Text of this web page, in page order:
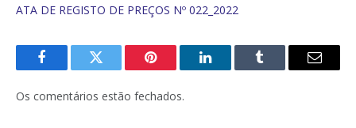
ATA DE REGISTO DE PREÇOS Nº 022_2022
FacebookTwitter Pinterest O
Tumblr
E-
Os comentários estão fechados.